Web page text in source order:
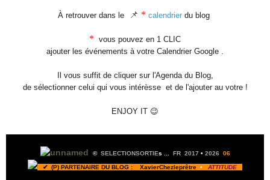
À retrouver dans le 📌 * calendrier du blog
* vous pouvez en 1 CLIC
ajouter les événements à votre Calendrier Google .
Il vous suffit de cliquer sur l'Agenda du Blog,
de sélectionner celui qui vous intérèsse et de l'ajouter au votre !
ENJOY IT 😉
© SELECTIONSORTIEs ... FR 2017 •2026 06
✔ (P) PARTENAIRE DU BLOG : XavierChezleprêtre • ATTITUDE